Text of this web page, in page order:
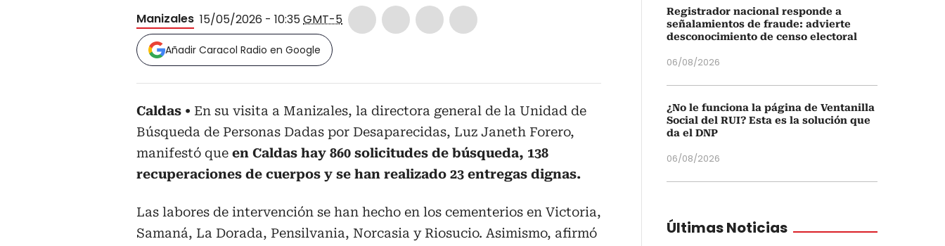
Manizales 15/05/2026 - 10:35GMT-5
Añadir Caracol Radio en Google
Caldas
En su visita a Manizales, la directora general de la Unidad de
Búsqueda de Personas Dadas por Desaparecidas, Luz Janeth Forero,
manifestó que en Caldas hay 860 solicitudes de búsqueda, 138
recuperaciones de cuerpos y se han realizado 23 entregas dignas.
Las labores de intervención se han hecho en los cementerios en Victoria,
Samaná, La Dorada, Pensilvania, Norcasia y Riosucio. Asimismo, afirmó
Registrador nacional responde a
señalamientos de fraude: advierte
desconocimiento de censo electoral
06/08/2026
¿No le funciona la página de Ventanilla
Social del RUI? Esta es la solución que
da el DNP
06/08/2026
Últimas Noticias